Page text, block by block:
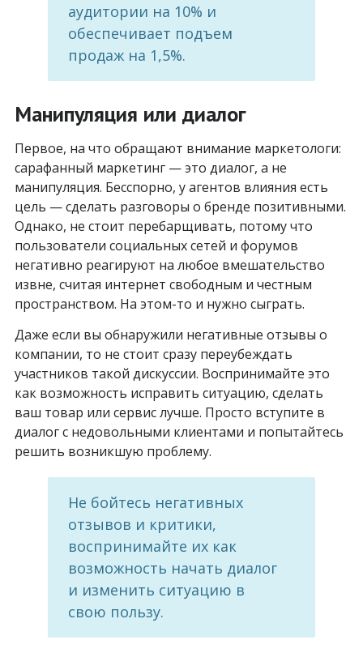
аудитории на 10% и
обеспечивает подъем
продаж на 1,5%.
Манипуляция или диалог
Первое, на что обращают внимание маркетологи:
сарафанный маркетинг — это диалог, а не
манипуляция. Бесспорно, у агентов влияния есть
цель — сделать разговоры о бренде позитивными.
Однако, не стоит перебарщивать, потому что
пользователи социальных сетей и форумов
негативно реагируют на любое вмешательство
извне, считая интернет свободным и честным
пространством. На этом-то и нужно сыграть.
Даже если вы обнаружили негативные отзывы о
компании, то не стоит сразу переубеждать
участников такой дискуссии. Воспринимайте это
как возможность исправить ситуацию, сделать
ваш товар или сервис лучше. Просто вступите в
диалог с недовольными клиентами и попытайтесь
решить возникшую проблему.
Не бойтесь негативных
отзывов и критики,
воспринимайте их как
возможность начать диалог
и изменить ситуацию в
свою пользу.